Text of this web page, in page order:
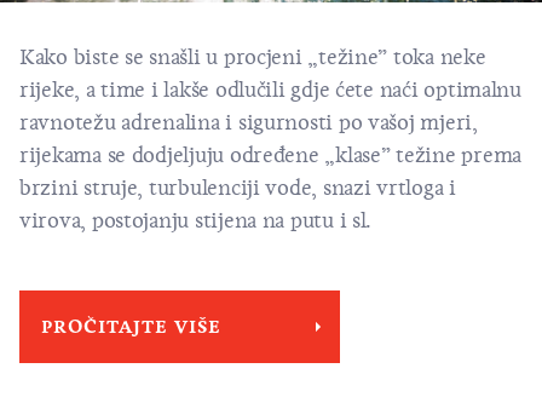
Kako biste se snašli u procjeni „težine” toka neke
rijeke, a time i lakše odlučili gdje ćete naći optimalnu
ravnotežu adrenalina i sigurnosti po vašoj mjeri,
rijekama se dodjeljuju određene „klase” težine prema
brzini struje, turbulenciji vode, snazi vrtloga i
virova, postojanju stijena na putu i sl.
PROČITAJTE VIŠE